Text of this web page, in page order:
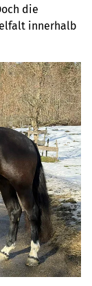
die
innerhalb